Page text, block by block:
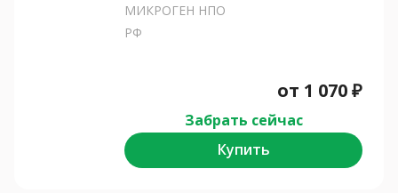
МИКРОГЕН НПО
РФ
от 1 070₽
Забрать сейчас
Купить